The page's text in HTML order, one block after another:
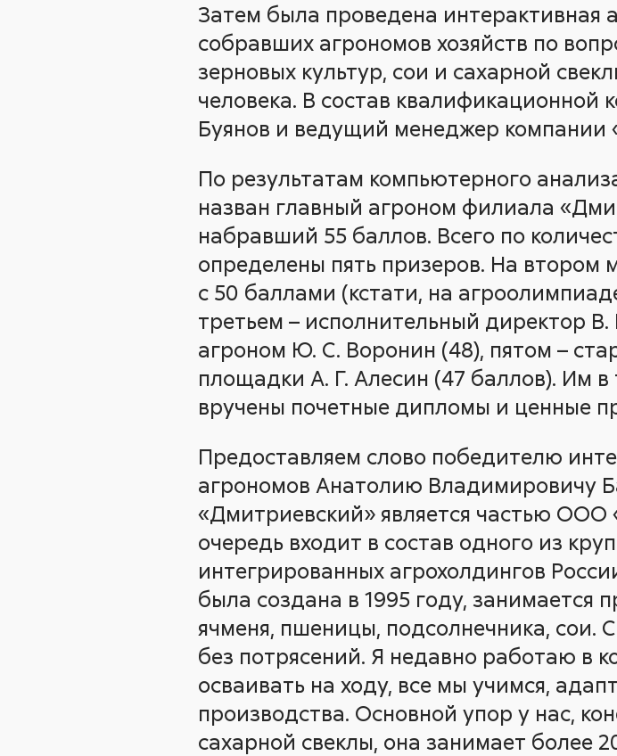
Затем была проведена интерактивная
собравших агрономов хозяйств по
зерновых культур, сои и сахарной
человека. В состав квалификационной
Буянов и ведущий менеджер компании
По результатам компьютерного
назван главный агроном филиала
набравший 55 баллов. Всего по
определены пять призеров. На втором
с 50 баллами (кстати, на
третьем – исполнительный директор
агроном Ю. С. Воронин (48), пятом –
площадки А. Г. Алесин (47 баллов). Им
вручены почетные дипломы и ценные
Предоставляем слово победителю
агрономов Анатолию Владимировичу
«Дмитриевский» является частью ООО
очередь входит в состав одного из
интегрированных агрохолдингов
была создана в 1995 году, занимается
ячменя, пшеницы, подсолнечника, сои.
без потрясений. Я недавно работаю в
осваивать на ходу, все мы учимся,
производства. Основной упор у нас,
сахарной свеклы, она занимает более